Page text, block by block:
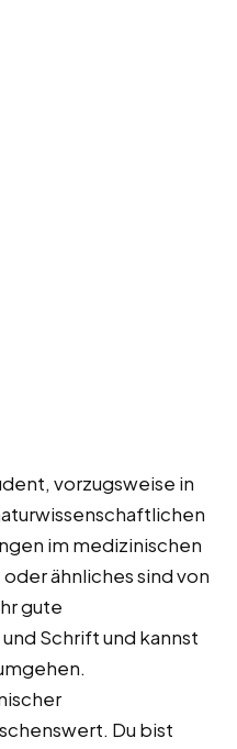
vorzugsweise in
im medizinischen
ähnliches sind von
gute
Schrift und kannst
Du bist